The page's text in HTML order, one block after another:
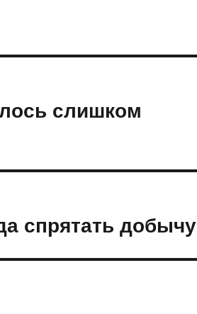
слишком
спрятать добычу